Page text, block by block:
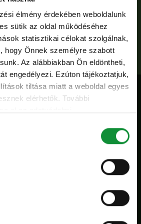
élmény érdekében weboldalunk
sütik az oldal működéséhez
statisztikai célokat szolgálnak,
hogy Önnek személyre szabott
Az alábbiakban Ön eldöntheti,
engedélyezi. Ezúton tájékoztatjuk,
tiltása miatt a weboldal egyes
elérhetők. További
az Eisberg Csoport ugyanaz
most is: egy modern és
végezni és minőségi
és elkötelezett
kollégánknak köszönhetően